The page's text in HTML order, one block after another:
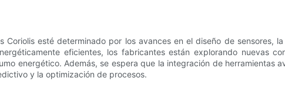
esté determinado por los avances en el diseño de sensores,
eficientes, los fabricantes están explorando nuevas
energético. Además, se espera que la integración de herramientas
y la optimización de procesos.